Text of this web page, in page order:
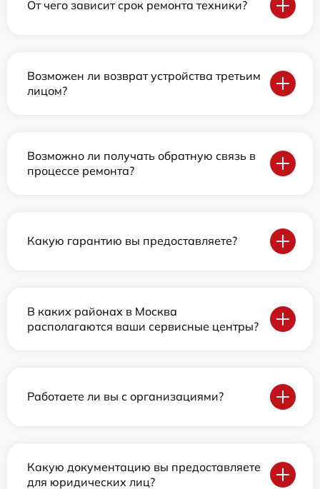
От чего зависит срок ремонта техники?
Возможен ли возврат устройства третьим
лицом?
Возможно ли получать обратную связь в
процессе ремонта?
Какую гарантию вы предоставляете?
В каких районах в Москва
располагаются ваши сервисные центры?
Работаете ли вы с организациями?
Какую документацию вы предоставляете
для юридических лиц?